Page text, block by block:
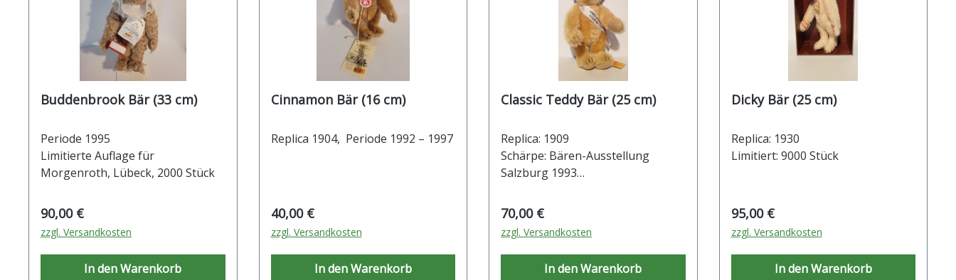
Buddenbrook Bär (33 cm)
Periode 1995
Limitierte Auflage für
Morgenroth, Lübeck, 2000 Stück
Regulärer Preis:
90,00 €
zzgl. Versandkosten
In den Warenkorb
Cinnamon Bär (16 cm)
Replica 1904, Periode 1992 – 1997
Regulärer Preis:
40,00 €
zzgl. Versandkosten
In den Warenkorb
Classic Teddy Bär (25 cm)
Replica: 1909
Schärpe: Bären-Ausstellung
Salzburg 1993
Regulärer Preis:
70,00 €
zzgl. Versandkosten
In den Warenkorb
Dicky Bär (25 cm)
Replica: 1930
Limitiert: 9000 Stück
Regulärer Preis:
95,00 €
zzgl. Versandkosten
In den Warenkorb